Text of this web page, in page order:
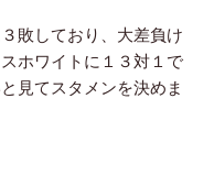
敗しており、大差負け
ホワイトに１３対１で
見てスタメンを決めま